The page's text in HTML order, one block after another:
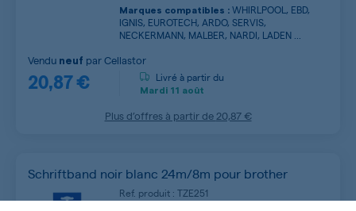
Marques compatibles : WHIRLPOOL, EBD,
IGNIS, EUROTECH, ARDO, SERVIS,
NECKERMANN, MALBER, NARDI, LADEN ...
20,87 €
Vendu neuf parCellastor
Livré à partir du
Mardi 11 août
Plus d’offres à partir de 20,87 €
Schriftband noir blanc 24m/8m pour brother
Ref. produit : TZE251